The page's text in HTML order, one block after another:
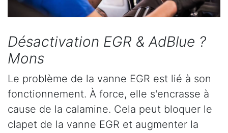
Désactivation EGR & AdBlue ?
Mons
Le problème de la vanne EGR est lié à son
fonctionnement. À force, elle s'encrasse à
cause de la calamine. Cela peut bloquer le
clapet de la vanne EGR et augmenter la